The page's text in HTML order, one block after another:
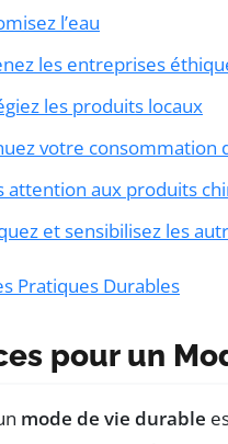
l’eau
les entreprises
les produits locaux
votre consommation
attention aux produits
et sensibilisez les
Pratiques Durables
pour un
mode de vie durable